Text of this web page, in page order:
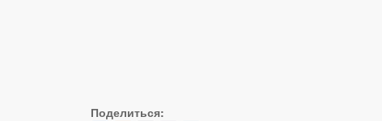
Поделиться: